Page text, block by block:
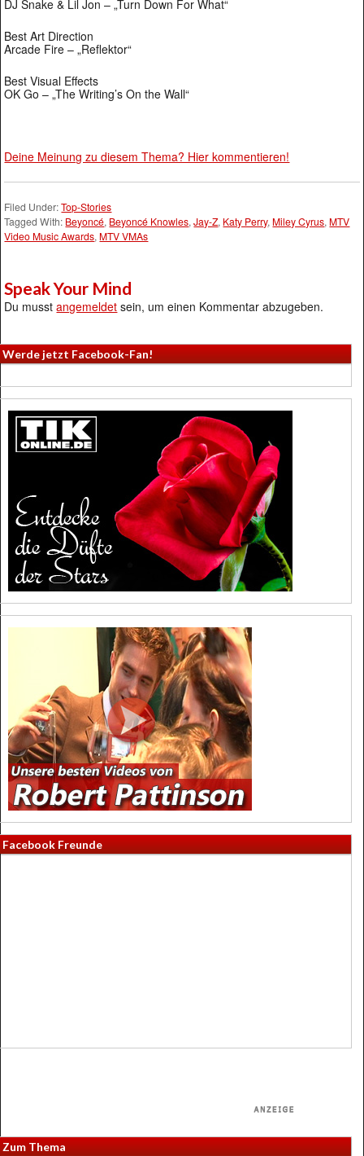
DJ Snake & Lil Jon – „Turn Down For What“
Best Art Direction
Arcade Fire – „Reflektor“
Best Visual Effects
OK Go – „The Writing’s On the Wall“
Deine Meinung zu diesem Thema? Hier kommentieren!
Filed Under:Top-Stories
Tagged With: Beyoncé, Beyoncé Knowles,Jay-Z, Katy Perry, Miley Cyrus, MTV
Video Music Awards, MTV VMAs
Speak Your Mind
Du musstangemeldet sein, um einen Kommentar abzugeben.
Werde jetzt Facebook-Fan!
Facebook Freunde
Zum Thema